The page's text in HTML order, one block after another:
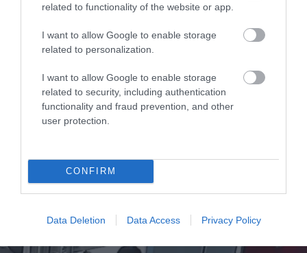
related to functionality of the website or app.
I want to allow Google to enable storage
related to personalization.
I want to allow Google to enable storage
related to security, including authentication
functionality and fraud prevention, and other
user protection.
CONFIRM
Data Deletion Data Access Privacy Policy
01.08.2026 15:06
Αυτό είναι το σύμπτωμα του
καρκίνου του δέρματος που
κομμωτήριο! – Τι δείχνει νέα
έρευνα
Ο καρκίνος του δέρματος είναι από τους πιο διαδεδομένους τύπους καρκίνου